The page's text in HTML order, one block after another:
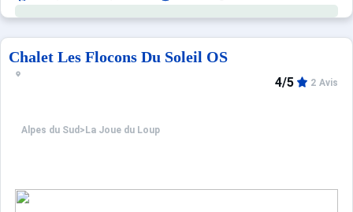
Chalet Les Flocons Du Soleil OS
Alpes du Sud > La Joue du Loup
4/5 2 Avis